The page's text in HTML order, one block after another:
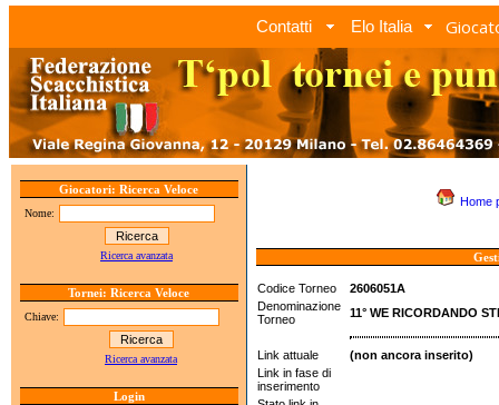
Contatti Elo Italia
Giocatori: Ricerca Veloce
Nome:
Ricerca avanzata
Tornei: Ricerca Veloce
Chiave:
Ricerca avanzata
Login
Home
Codice Torneo
2606051A
Denominazione
Torneo
11° WE RICORDANDO
Link attuale
(non ancora inserito)
Link in fase di
inserimento